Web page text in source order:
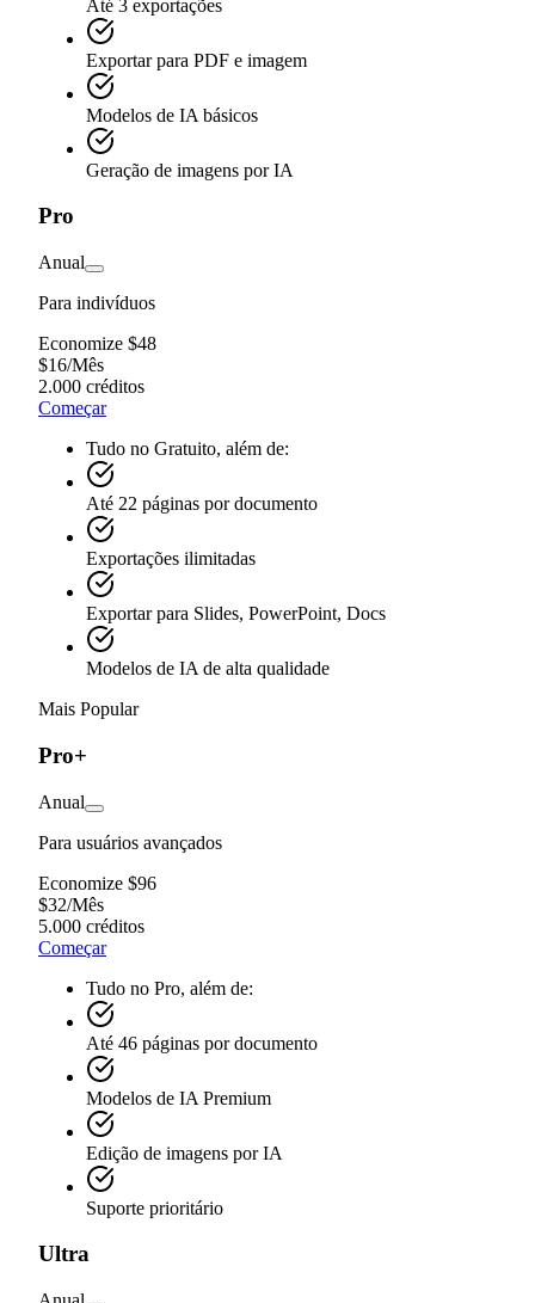
Até 3 exportações
Exportar para PDF e imagem
Modelos de IA básicos
Geração de imagens por IA
Pro
Anual
Para indivíduos
Economize $48
$16/Mês
2.000 créditos
Começar
Tudo no Gratuito, além de:
Até 22 páginas por documento
Exportações ilimitadas
Exportar para Slides, PowerPoint, Docs
Modelos de IA de alta qualidade
Mais Popular
Pro+
Anual
Para usuários avançados
Economize $96
$32/Mês
5.000 créditos
Começar
Tudo no Pro, além de:
Até 46 páginas por documento
Modelos de IA Premium
Edição de imagens por IA
Suporte prioritário
Ultra